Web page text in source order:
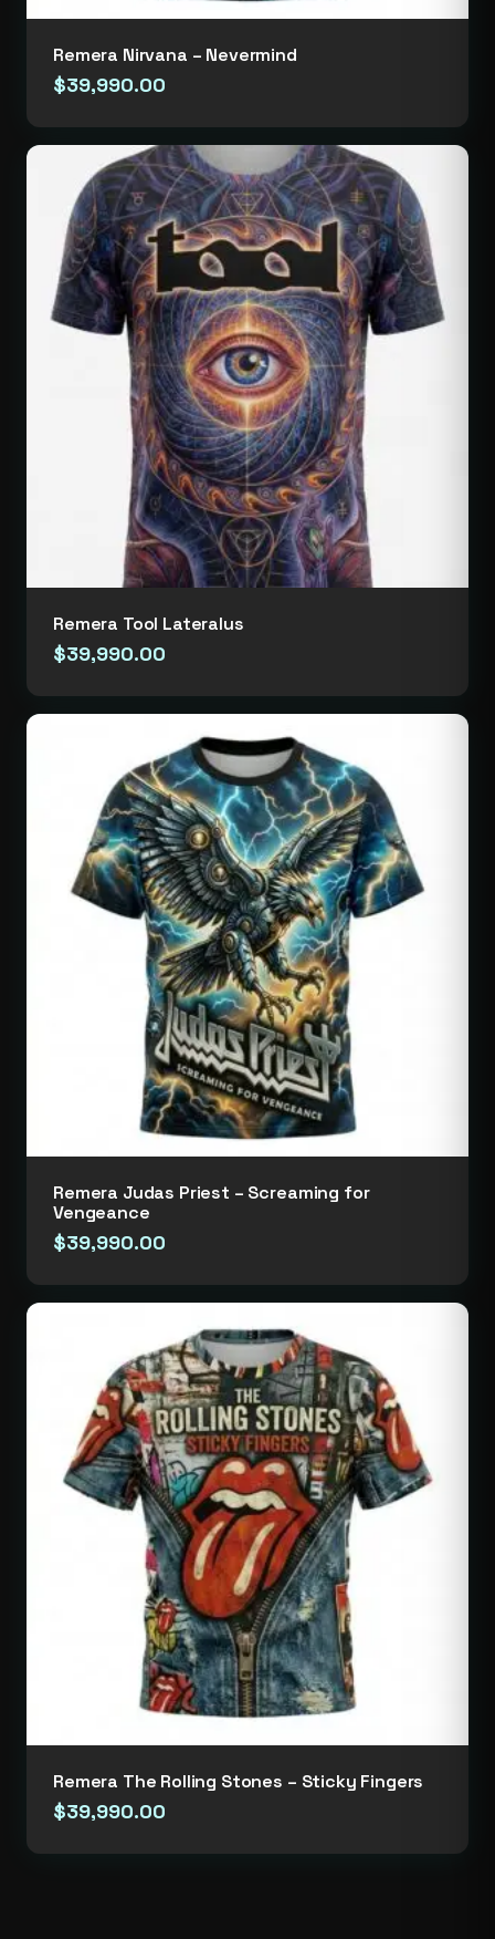
Remera Nirvana – Nevermind
$39,990.00
Remera Tool Lateralus
$39,990.00
Remera Judas Priest – Screaming for
Vengeance
$39,990.00
Remera The Rolling Stones – Sticky Fingers
$39,990.00